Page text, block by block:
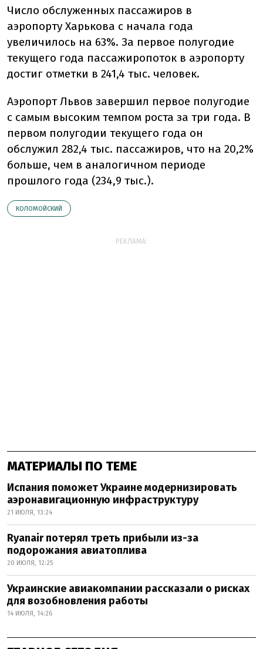
Число обслуженных пассажиров в
аэропорту Харькова с начала года
увеличилось на 63%. За первое полугодие
текущего года пассажиропоток в аэропорту
достиг отметки в 241,4 тыс. человек.
Аэропорт Львов завершил первое полугодие
с самым высоким темпом роста за три года. В
первом полугодии текущего года он
обслужил 282,4 тыс. пассажиров, что на 20,2%
больше, чем в аналогичном периоде
прошлого года (234,9 тыс.).
КОЛОМОЙСКИЙ
РЕКЛАМА:
МАТЕРИАЛЫ ПО ТЕМЕ
Испания поможет Украине модернизировать
аэронавигационную инфраструктуру
21 ИЮЛЯ, 13:24
Ryanair потерял треть прибыли из-за
подорожания авиатоплива
20 ИЮЛЯ, 12:25
Украинские авиакомпании рассказали о рисках
для возобновления работы
14 ИЮЛЯ, 14:26